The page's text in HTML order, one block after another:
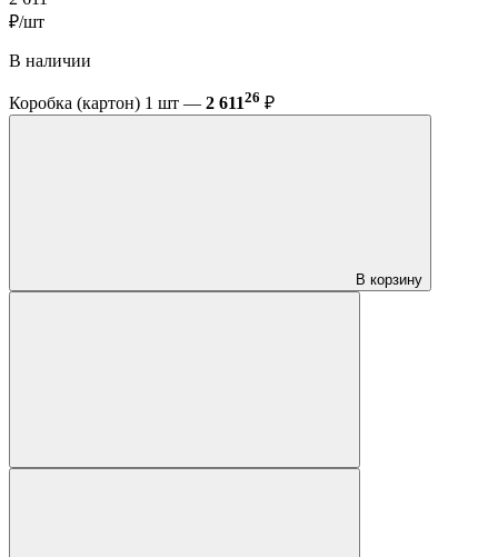
₽/шт
В наличии
Коробка (картон) 1 шт — 2 61126 ₽
В корзину